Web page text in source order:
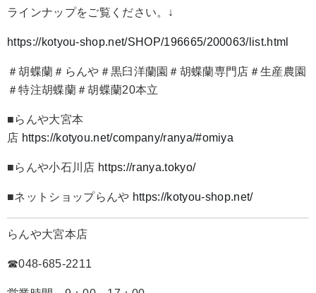
ラインナップをご覧ください。↓
https://kotyou-shop.net/SHOP/196665/200063/list.html
＃胡蝶蘭＃らんや＃黒臼洋蘭園＃胡蝶蘭専門店＃生産農園
＃特注胡蝶蘭＃胡蝶蘭20本立
■らんや大宮本
店 https://kotyou.net/company/ranya/#omiya
■らんや小石川店 https://ranya.tokyo/
■ネットショップらんや https://kotyou-shop.net/
らんや大宮本店
☎048-685-2211